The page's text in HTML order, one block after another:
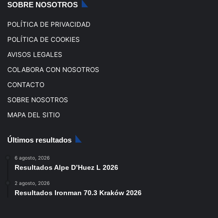
SOBRE NOSOTROS
POLÍTICA DE PRIVACIDAD
POLÍTICA DE COOKIES
AVISOS LEGALES
COLABORA CON NOSOTROS
CONTACTO
SOBRE NOSOTROS
MAPA DEL SITIO
Últimos resultados
6 agosto, 2026
Resultados Alpe D’Huez L 2026
2 agosto, 2026
Resultados Ironman 70.3 Kraków 2026